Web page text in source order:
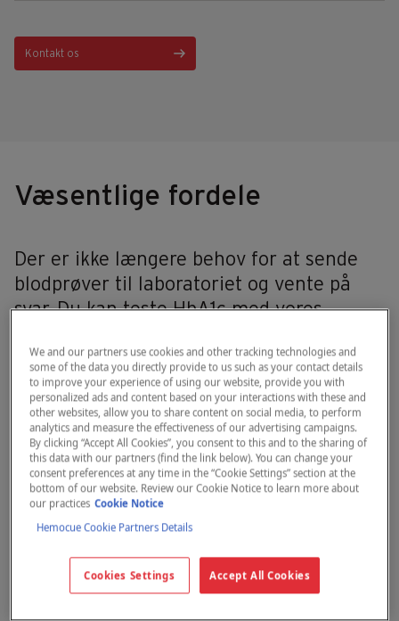
Kontakt os
Væsentlige fordele
Der er ikke længere behov for at sende
blodprøver til laboratoriet og vente på
svar. Du kan teste HbA1c med vores
system. Med HemoCue®HbA1c 501
System kan du regne med at få det
rigtige svar på det rigtige tidspunkt – så
du kan yde optimal patientbehandling
uden forsinkelser.
01
Resultater inden for 5
Instruktioner på skærmen
forenkler hvert trin i
We and our partners use cookies and other tracking technologies and
some of the data you directly provide to us such as your contact details
to improve your experience of using our website, provide you with
personalized ads and content based on your interactions with these and
other websites, allow you to share content on social media, to perform
analytics and measure the effectiveness of our advertising campaigns.
By clicking “Accept All Cookies”, you consent to this and to the sharing of
this data with our partners (find the link below). You can change your
consent preferences at any time in the “Cookie Settings” section at the
bottom of our website. Review our Cookie Notice to learn more about
our practices Cookie Notice
Hemocue Cookie Partners Details
Cookies Settings Accept All Cookies